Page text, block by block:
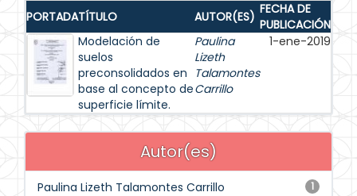
PORTADATÍTULO AUTOR(ES) FECHA DE
PUBLICACIÓN
Modelación de
suelos
preconsolidados en
base al concepto de
superficie límite.
Paulina
Lizeth
Talamontes
Carrillo
1-ene-2019
Autor(es)
1
Paulina Lizeth Talamontes Carrillo